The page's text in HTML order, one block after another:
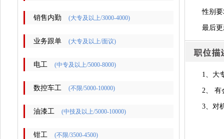
销售内勤 (大专及以上/3000-4000)
业务跟单 (大专及以上/面议)
电工 (中专及以上/5000-8000)
数控车工 (不限/5000-10000)
油漆工 (中技及以上/5000-10000)
钳工 (不限/3500-4500)
性别
最后
1、大
2、 有
3、对